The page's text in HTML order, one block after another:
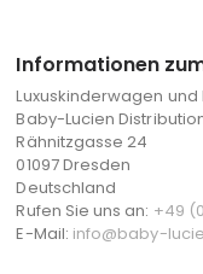
Informationen
Luxuskinderwagen
Baby-Lucien
Rähnitzgasse 24
01097 Dresden
Deutschland
Rufen Sie uns an: +49
E-Mail: info@baby-